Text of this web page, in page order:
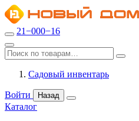
21−000−16
Садовый инвентарь
Войти Назад
Каталог